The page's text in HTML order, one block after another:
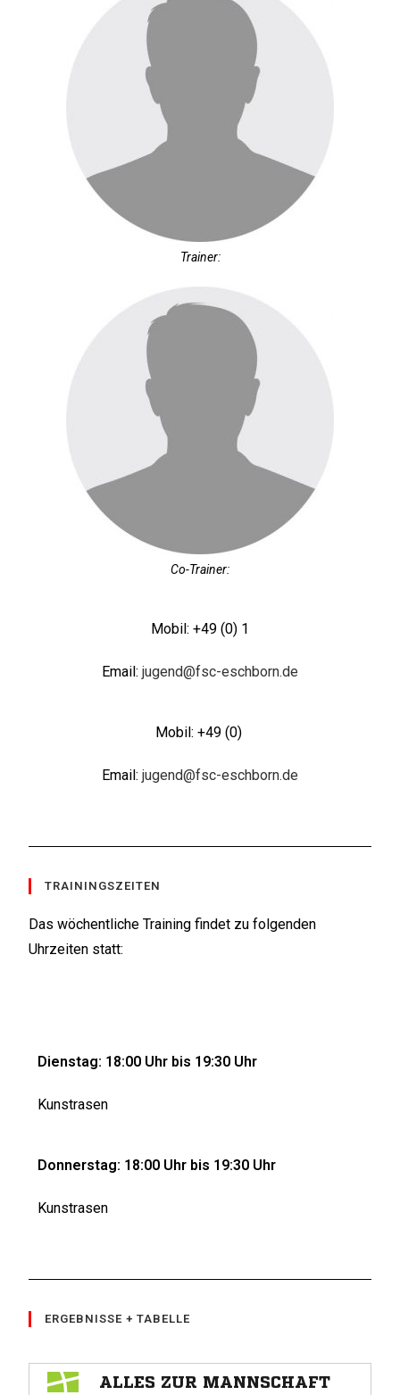
Trainer:
Co-Trainer:
Mobil: +49 (0) 1
Email: jugend@fsc-eschborn.de
Mobil: +49 (0)
Email: jugend@fsc-eschborn.de
TRAININGSZEITEN
Das wöchentliche Training findet zu folgenden
Uhrzeiten statt:
Dienstag: 18:00 Uhr bis 19:30 Uhr
Kunstrasen
Donnerstag: 18:00 Uhr bis 19:30 Uhr
Kunstrasen
ERGEBNISSE + TABELLE